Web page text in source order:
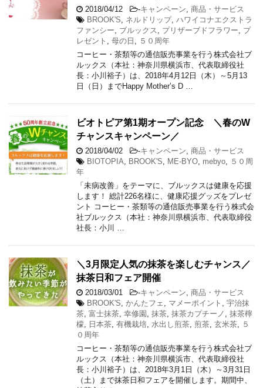
2018/04/12 -キャンペーン 商品・サービス
BROOK'S
ネルドリップ, ハワイコナエクストラ
ファンシー
ブルックス プリザーブドフラワー
プ
レゼント
母の日
５０周年
コーヒー・茶類等の通信販売事業を行う株式会社ブ
ルックス（本社：神奈川県横浜市、代表取締役社
長：小川裕子）は、2018年4月12日（木）～5月13
日（日）までHappy Mother’s D …
ビオトピア第1期オープン記念 ＼春のW
チャンスキャンペーン／
2018/04/02 -キャンペーン 商品・サービス
BIOTOPIA
BROOK'S ME-BYO mebyo
５０周
年
「未病改善」をテーマに、ブルックスは健康を応援
します！ 総計226名様に、健康応援グッズをプレゼ
ント コーヒー・茶類等の通信販売事業を行う株式会
社ブルックス（本社：神奈川県横浜市、代表取締役
社長：小川 …
＼3月限定人気の抹茶を楽しむチャンス／
抹茶日和フェア開催
2018/03/01 -キャンペーン 商品・サービス
BROOK'S かんたフェ マメーポイント
宇治抹
茶 富士抹茶 幸修園 抹茶 抹茶カプチーノ
抹茶檸
檬
日本茶 有機栽培 水出し煎茶 煎茶 玄米茶
５
０周年
コーヒー・茶類等の通信販売事業を行う株式会社ブ
ルックス（本社：神奈川県横浜市、代表取締役社
長：小川裕子）は、2018年3月1日（木）～3月31日
（土）まで抹茶日和フェアを開催します。期間中、